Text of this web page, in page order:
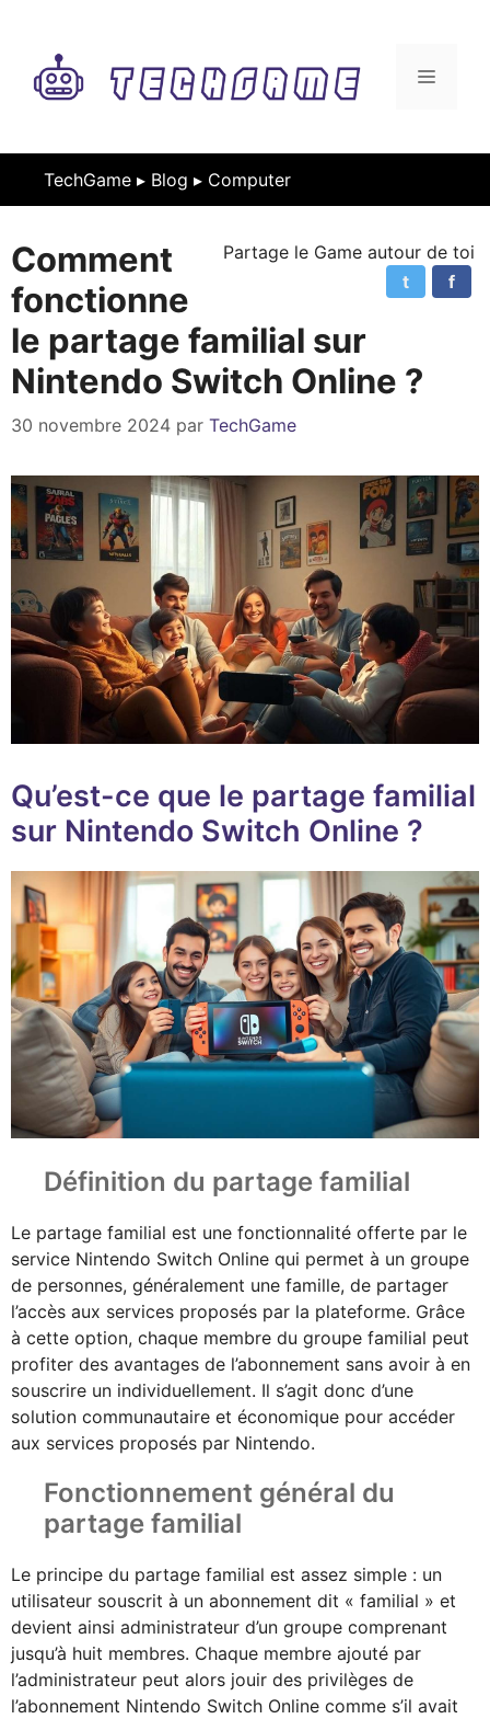
contenu
MENU
TechGame ▸ Blog ▸ Computer
Partage le Game autour de toi
f
t
Comment
fonctionne
le partage familial sur
Nintendo Switch Online ?
30 novembre 2024 par TechGame
Qu’est-ce que le partage familial
sur Nintendo Switch Online ?
Définition du partage familial
Le partage familial est une fonctionnalité offerte par le
service Nintendo Switch Online qui permet à un groupe
de personnes, généralement une famille, de partager
l’accès aux services proposés par la plateforme. Grâce
à cette option, chaque membre du groupe familial peut
profiter des avantages de l’abonnement sans avoir à en
souscrire un individuellement. Il s’agit donc d’une
solution communautaire et économique pour accéder
aux services proposés par Nintendo.
Fonctionnement général du
partage familial
Le principe du partage familial est assez simple : un
utilisateur souscrit à un abonnement dit « familial » et
devient ainsi administrateur d’un groupe comprenant
jusqu’à huit membres. Chaque membre ajouté par
l’administrateur peut alors jouir des privilèges de
l’abonnement Nintendo Switch Online comme s’il avait